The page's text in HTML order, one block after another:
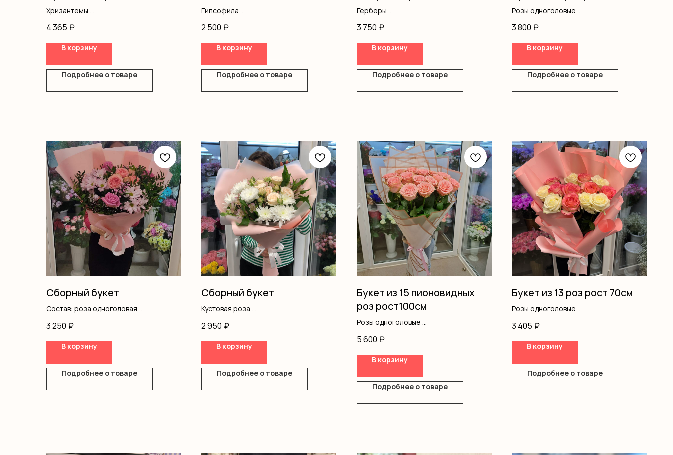
Хризантемы
4 365 ₽
В корзину
Подробнее о товаре
Гипсофила
Коробка
2 500 ₽
В корзину
Подробнее о товаре
Герберы
Кустовая роза
Альстромерия
Оформление
3 750 ₽
В корзину
Подробнее о товаре
Розы одноголовые
3 800 ₽
В корзину
Подробнее о товаре
Сборный букет
Состав: роза одноголовая,
кустовая, писташ, оформление
3 250 ₽
В корзину
Подробнее о товаре
Сборный букет
Кустовая роза
Альстромерия
Оформление
2 950 ₽
В корзину
Подробнее о товаре
Букет из 15 пионовидных
роз рост100см
Розы одноголовые
5 600 ₽
В корзину
Подробнее о товаре
Букет из 13 роз рост 70см
Розы одноголовые
3 405 ₽
В корзину
Подробнее о товаре